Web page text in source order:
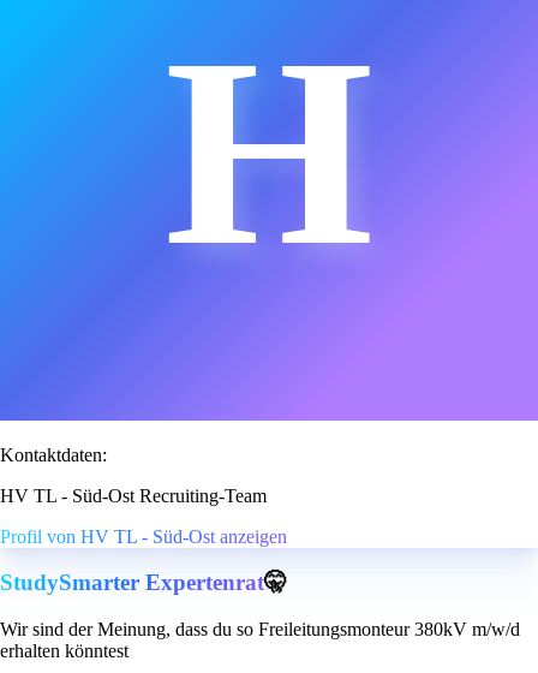
H
Kontaktdaten:
HV TL - Süd-Ost Recruiting-Team
Profil von HV TL - Süd-Ost anzeigen
StudySmarter Expertenrat🤫
Wir sind der Meinung, dass du so Freileitungsmonteur 380kV m/w/d
erhalten könntest